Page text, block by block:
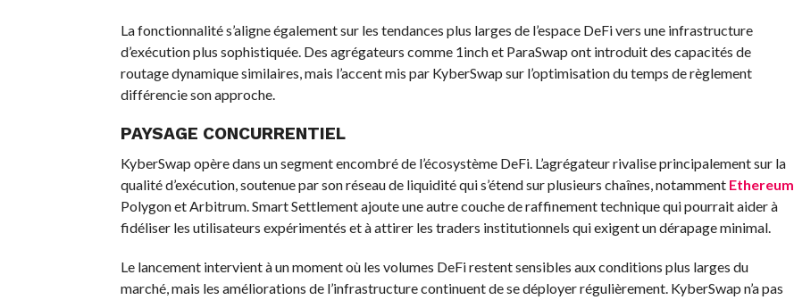
La fonctionnalité s’aligne également sur les tendances plus larges de l’espace DeFi vers une infrastructure
d’exécution plus sophistiquée. Des agrégateurs comme 1inch et ParaSwap ont introduit des capacités de
routage dynamique similaires, mais l’accent mis par KyberSwap sur l’optimisation du temps de règlement
différencie son approche.
PAYSAGE CONCURRENTIEL
KyberSwap opère dans un segment encombré de l’écosystème DeFi. L’agrégateur rivalise principalement sur la
qualité d’exécution, soutenue par son réseau de liquidité qui s’étend sur plusieurs chaînes, notamment Ethereum
Polygon et Arbitrum. Smart Settlement ajoute une autre couche de raffinement technique qui pourrait aider à
fidéliser les utilisateurs expérimentés et à attirer les traders institutionnels qui exigent un dérapage minimal.
Le lancement intervient à un moment où les volumes DeFi restent sensibles aux conditions plus larges du
marché, mais les améliorations de l’infrastructure continuent de se déployer régulièrement. KyberSwap n’a pas